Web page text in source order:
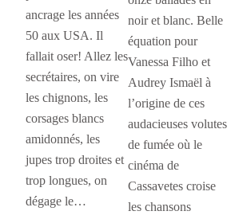
ancrage les années
50 aux USA. Il
fallait oser! Allez les
secrétaires, on vire
les chignons, les
corsages blancs
amidonnés, les
jupes trop droites et
trop longues, on
dégage le…
noir et blanc. Belle
équation pour
Vanessa Filho et
Audrey Ismaël à
l’origine de ces
audacieuses volutes
de fumée où le
cinéma de
Cassavetes croise
les chansons